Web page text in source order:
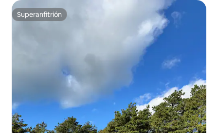
Superanfitrión
Superanfitrión